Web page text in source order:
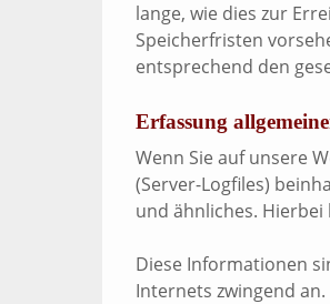
lange, wie dies zur
Speicherfristen
entsprechend den
Erfassung
Wenn Sie auf unsere
(Server-Logfiles)
und ähnliches. Hierbei
Diese Informationen
Internets zwingend